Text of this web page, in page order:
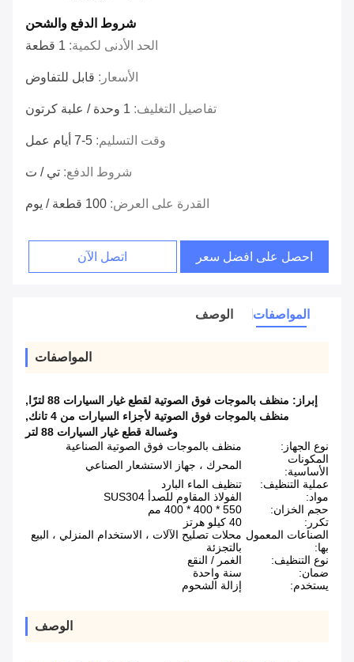
شروط الدفع والشحن
الحد الأدنى لكمية: 1 قطعة
الأسعار: قابل للتفاوض
تفاصيل التغليف: 1 وحدة / علبة كرتون
وقت التسليم: 5-7 أيام عمل
شروط الدفع: تي / ت
القدرة على العرض: 100 قطعة / يوم
احصل على افضل سعر اتصل الآن
المواصفات الوصف
المواصفات
إبراز: منظف ​​بالموجات فوق الصوتية لقطع غيار السيارات 88 لترًا
,
منظف بالموجات فوق الصوتية لأجزاء السيارات من 4 تانك
,
وغسالة قطع غيار السيارات 88 لتر
نوع الجهاز:
منظف ​​بالموجات فوق الصوتية الصناعية
المكونات
الأساسية:
المحرك ، جهاز الاستشعار الصناعي
عملية التنظيف:
تنظيف الماء البارد
مواد:
الفولاذ المقاوم للصدأ SUS304
حجم الخزان:
550 * 400 * 400 مم
تكرر:
40 كيلو هرتز
الصناعات المعمول
بها:
محلات تصليح الآلات ، الاستخدام المنزلي ، البيع
بالتجزئة
نوع التنظيف:
الغمر / النقع
ضمان:
سنة واحدة
يستخدم:
إزالة الشحوم
الوصف